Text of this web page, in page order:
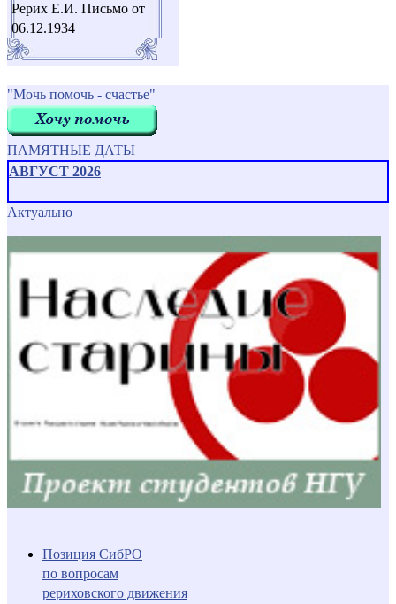
Рерих Е.И. Письмо от
06.12.1934
"Мочь помочь - счастье"
ПАМЯТНЫЕ ДАТЫ
АВГУСТ 2026
Актуально
Позиция СибРО
по вопросам
рериховского движения